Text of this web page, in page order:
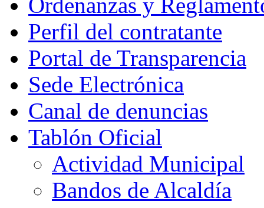
Ordenanzas y
Perfil del contratante
Portal de Transparencia
Sede Electrónica
Canal de denuncias
Tablón Oficial
Actividad Municipal
Bandos de Alcaldía